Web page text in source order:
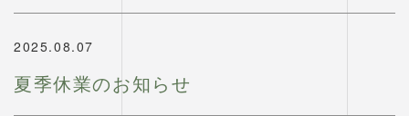
2025.08.07
夏季休業のお知らせ